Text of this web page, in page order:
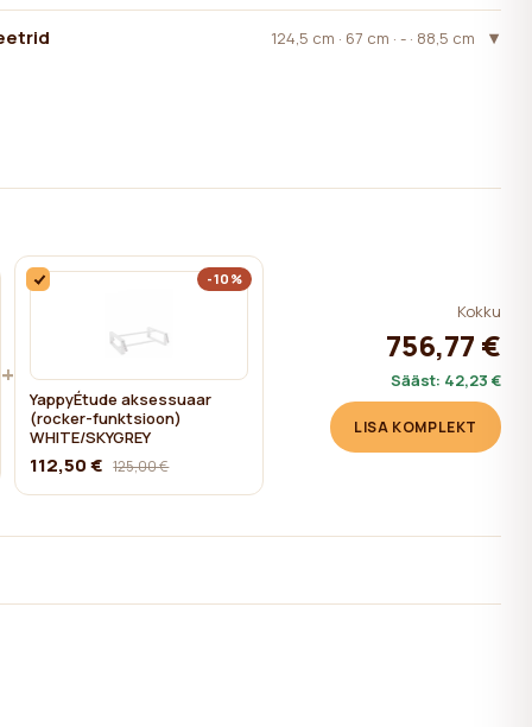
124,5 сm · 67 сm · - · 88,5 сm
+
-10%
YappyÉtude aksessuaar
(rocker-funktsioon)
WHITE/SKYGREY
112,50 € 125,00 €
Kokku
756,77 €
Sääst: 42,23 €
LISA KOMPLEKT